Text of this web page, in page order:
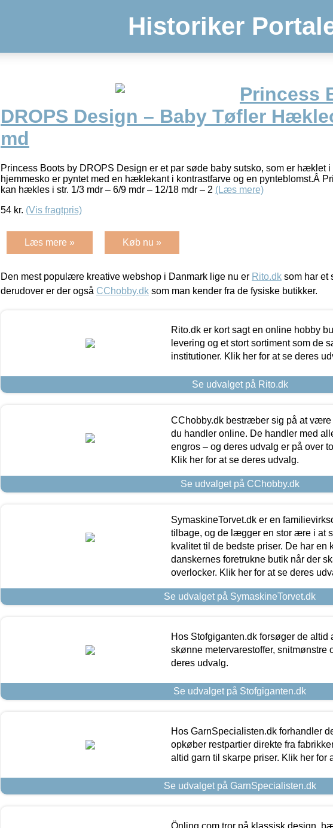
Historiker
Princess
DROPS Design – Baby Tøfler
md
Princess Boots by DROPS Design er et par søde baby sutsko, som er hæklet
hjemmesko er pyntet med en hæklekant i kontrastfarve og en pynteblomst.Â
kan hækles i str. 1/3 mdr – 6/9 mdr – 12/18 mdr – 2 (Læs mere)
54 kr. (Vis fragtpris)
Læs mere » Køb nu »
Den mest populære kreative webshop i Danmark lige nu er Rito.dk som har et
derudover er der også CChobby.dk som man kender fra de fysiske butikker.
Rito.dk er kort sagt en online hobby
levering og et stort sortiment som de
institutioner. Klik her for at se deres
Se udvalget på Rito.dk
CChobby.dk bestræber sig på at
du handler online. De handler med
engros – og deres udvalg er på over
Klik her for at se deres udvalg.
Se udvalget på CChobby.dk
SymaskineTorvet.dk er en
tilbage, og de lægger en stor ære i at
kvalitet til de bedste priser. De har
danskernes foretrukne butik når der
overlocker. Klik her for at se deres
Se udvalget på SymaskineTorvet.dk
Hos Stofgiganten.dk forsøger de altid
skønne metervarestoffer, snitmønstre
deres udvalg.
Se udvalget på Stofgiganten.dk
Hos GarnSpecialisten.dk forhandler
opkøber restpartier direkte fra
altid garn til skarpe priser. Klik her for
Se udvalget på GarnSpecialisten.dk
Önling.com tror på klassisk design,